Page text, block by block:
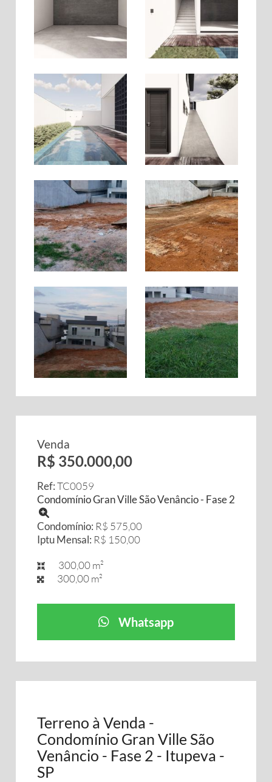
Venda
R$ 350.000,00
Ref:TC0059
Condomínio Gran Ville São Venâncio - Fase 2
Condomínio: R$ 575,00
Iptu Mensal: R$ 150,00
300,00 m²
300,00 m²
Whatsapp
Terreno à Venda -
Condomínio Gran Ville São
Venâncio - Fase 2 - Itupeva -
SP